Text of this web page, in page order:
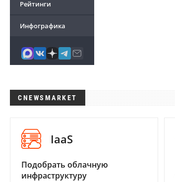
Рейтинги
Инфографика
CNEWSMARKET
IaaS
Подобрать облачную
инфраструктуру